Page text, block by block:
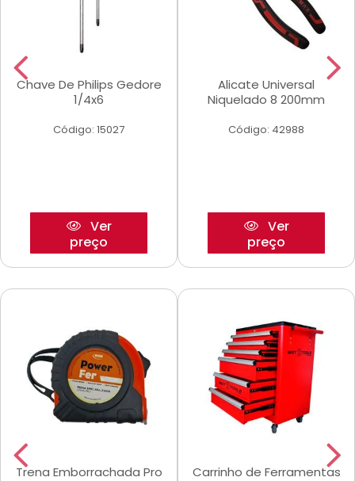
Chave De Philips Gedore
1/4x6
Código: 15027
Ver
preço
Alicate Universal
Niquelado 8 200mm
Código: 42988
Ver
preço
Trena Emborrachada Pro
Carrinho de Ferramentas